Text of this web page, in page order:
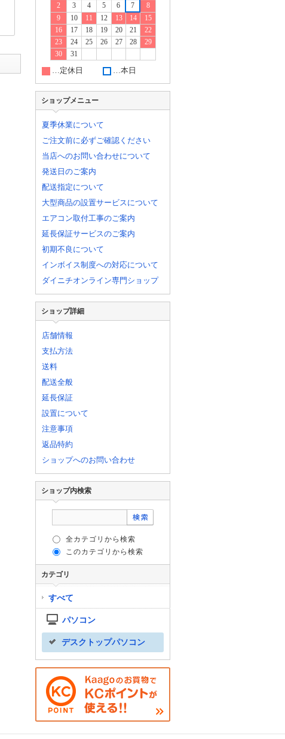
2
3 4 5 6 7
8
9
10 11 12 13 14
15
16
17 18 19 20 21
22
23
24 25 26 27 28
29
30
31
…定休日 …本日
ショップメニュー
夏季休業について
ご注文前に必ずご確認ください
当店へのお問い合わせについて
発送日のご案内
配送指定について
大型商品の設置サービスについて
エアコン取付工事のご案内
延長保証サービスのご案内
初期不良について
インボイス制度への対応について
ダイニチオンライン専門ショップ
ショップ詳細
店舗情報
支払方法
送料
配送全般
延長保証
設置について
注意事項
返品特約
ショップへのお問い合わせ
ショップ内検索
全カテゴリから検索
このカテゴリから検索
カテゴリ
すべて
パソコン
デスクトップパソコン